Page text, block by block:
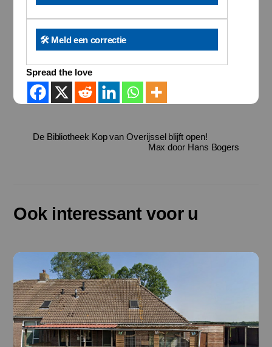
🛠️ Meld een correctie
Spread the love
De Bibliotheek Kop van Overijssel blijft open!
Max door Hans Bogers
Ook interessant voor u